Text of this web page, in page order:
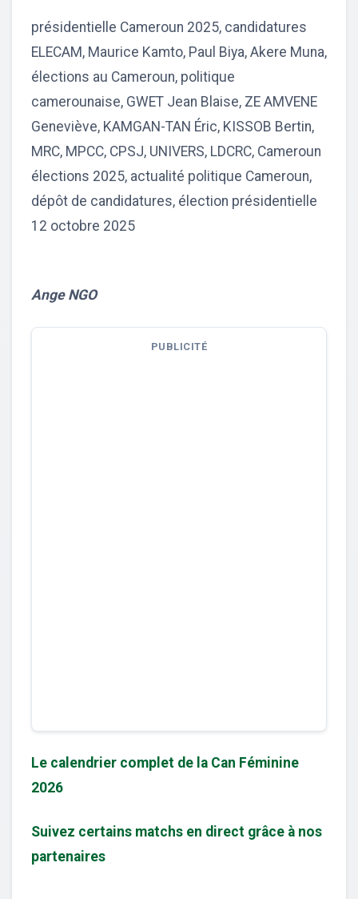
présidentielle Cameroun 2025, candidatures
ELECAM, Maurice Kamto, Paul Biya, Akere Muna,
élections au Cameroun, politique
camerounaise, GWET Jean Blaise, ZE AMVENE
Geneviève, KAMGAN-TAN Éric, KISSOB Bertin,
MRC, MPCC, CPSJ, UNIVERS, LDCRC, Cameroun
élections 2025, actualité politique Cameroun,
dépôt de candidatures, élection présidentielle
12 octobre 2025
Ange NGO
PUBLICITÉ
Le calendrier complet de la Can Féminine
2026
Suivez certains matchs en direct grâce à nos
partenaires